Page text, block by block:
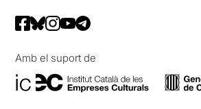
Amb el suport de